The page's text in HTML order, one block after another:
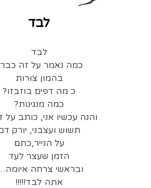
לבד
לבד
כמה נאמר על זה
בהמון צורות
כ מה דפים בוזבזו?
כמה מנגינות?
והנה עכשיו אני, כותב על
תשוש ועצבני, יורק
על הנייר,כתם
הזמן שעצר לעד
ובראשי צרחה
אתה לבד!!!!!